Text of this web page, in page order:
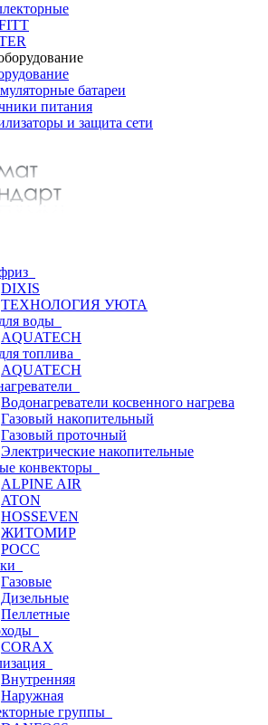
батареи
питания
и защита сети
DIXIS
ТЕХНОЛОГИЯ УЮТА
воды
AQUATECH
топлива
AQUATECH
Водонагреватели косвенного нагрева
Газовый накопительный
Газовый проточный
Электрические накопительные
конвекторы
ALPINE AIR
ATON
HOSSEVEN
ЖИТОМИР
РОСС
Газовые
Дизельные
Пеллетные
CORAX
Внутренняя
Наружная
группы